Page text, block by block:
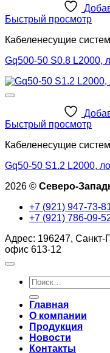
Быстрый просмотр
Кабеленесущие
Gq500-50 S0.8 L2000,
Быстрый просмотр
Кабеленесущие
Gq50-50 S1.2 L2000,
2026 © Северо-
+7 (921) 947-73-
+7 (921) 786-09-
Адрес: 196247, Санкт-
офис 613-12
Искать:
Главная
О компании
Продукция
Новости
Контакты